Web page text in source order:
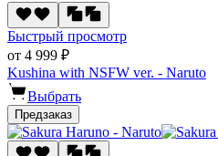
Быстрый просмотр
от 4 999 ₽
Kushina with NSFW ver. - Naruto
Выбрать
Предзаказ